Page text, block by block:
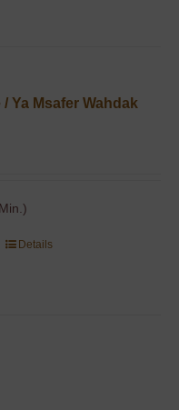
Ya Msafer Wahdak
Details